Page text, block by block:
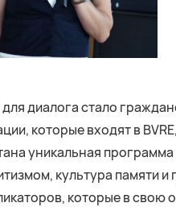
диалога стало
которые входят в
уникальная
культура памяти
которые в свою